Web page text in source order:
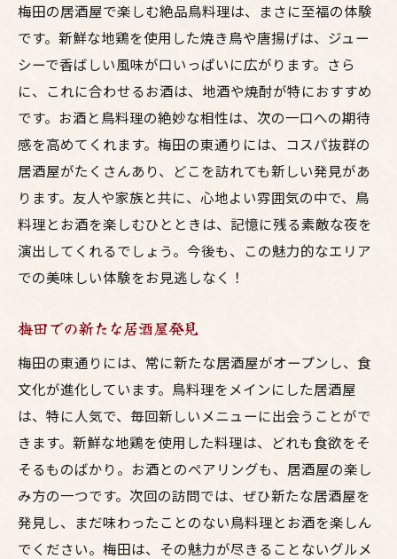
梅田の居酒屋で楽しむ絶品鳥料理は、まさに至福の体験
です。新鮮な地鶏を使用した焼き鳥や唐揚げは、ジュー
シーで香ばしい風味が口いっぱいに広がります。さら
に、これに合わせるお酒は、地酒や焼酎が特におすすめ
です。お酒と鳥料理の絶妙な相性は、次の一口への期待
感を高めてくれます。梅田の東通りには、コスパ抜群の
居酒屋がたくさんあり、どこを訪れても新しい発見があ
ります。友人や家族と共に、心地よい雰囲気の中で、鳥
料理とお酒を楽しむひとときは、記憶に残る素敵な夜を
演出してくれるでしょう。今後も、この魅力的なエリア
での美味しい体験をお見逃しなく！
梅田での新たな居酒屋発見
梅田の東通りには、常に新たな居酒屋がオープンし、食
文化が進化しています。鳥料理をメインにした居酒屋
は、特に人気で、毎回新しいメニューに出会うことがで
きます。新鮮な地鶏を使用した料理は、どれも食欲をそ
そるものばかり。お酒とのペアリングも、居酒屋の楽し
み方の一つです。次回の訪問では、ぜひ新たな居酒屋を
発見し、まだ味わったことのない鳥料理とお酒を楽しん
でください。梅田は、その魅力が尽きることないグルメ